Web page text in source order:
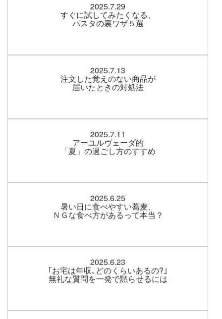
2025.7.29
すぐに試してみたくなる、
パスタの裏ワザ５選
2025.7.13
注文した覚えのない商品が
届いたときの対処法
2025.7.11
アーユルヴェーダ的
「夏」の過ごし方のすすめ
2025.6.25
暑い日に食べやすい蕎麦、
ＮＧな食べ方があるって本当？
2025.6.23
｢お宅は年収､どのくらいあるの?｣
無礼な質問を一発で黙らせるには